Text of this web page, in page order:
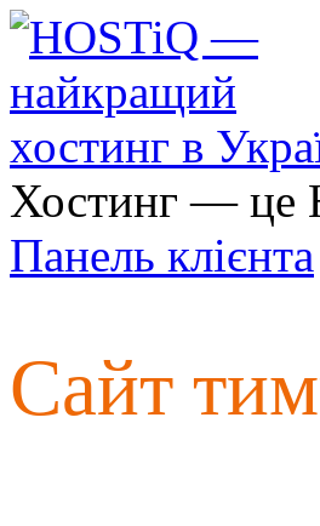
Хостинг — це
Панель клієнта
Сайт